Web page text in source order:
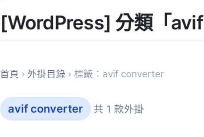
[WordPress] 分類「
首頁 › 外掛目錄 › 標籤：avif converter
avif converter 共 1 款外掛